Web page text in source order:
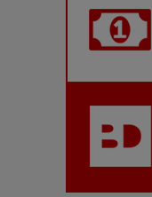
Adieu Jean-Pat :